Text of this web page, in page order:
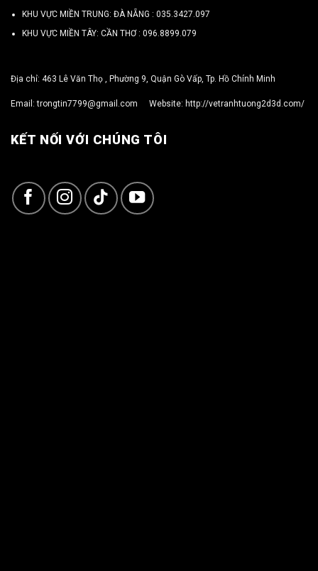
KHU VỰC MIỀN TRUNG: ĐÀ NẴNG : 035.3427.097
KHU VỰC MIỀN TÂY: CẦN THƠ : 096.8899.079
Địa chỉ: 463 Lê Văn Thọ , Phường 9, Quận Gò Vấp, Tp. Hồ Chính Minh
Email:trongtin7799@gmail.com Website: http://vetranhtuong2d3d.com/
KẾT NỐI VỚI CHÚNG TÔI